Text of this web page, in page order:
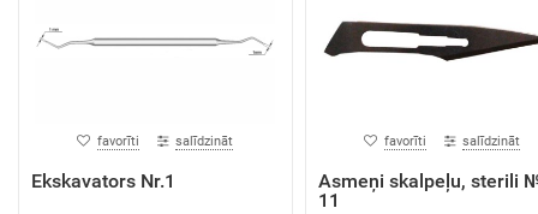
favorīti salīdzināt
Ekskavators Nr.1
favorīti salīdzināt
Asmeņi skalpeļu, sterili
11